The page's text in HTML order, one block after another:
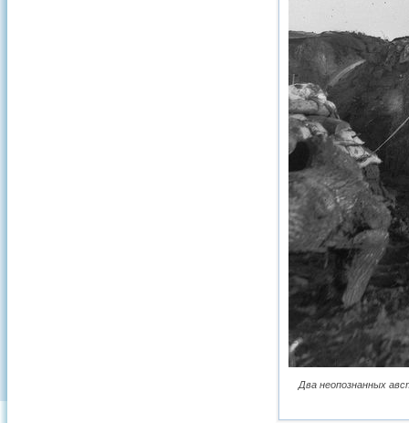
Два неопознанных